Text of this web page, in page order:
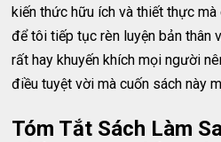
kiến thức hữu ích và thiết thực
để tôi tiếp tục rèn luyện bản thân
rất hay khuyến khích mọi người
điều tuyệt vời mà cuốn sách này
Tóm Tắt Sách Làm